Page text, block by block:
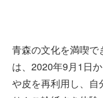
青森の文化を満喫
は、2020年9月1日
や皮を再利用し、